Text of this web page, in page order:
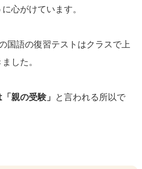
心がけています。
国語の復習テストはクラスで上
した。
親の受験」
と言われる所以で